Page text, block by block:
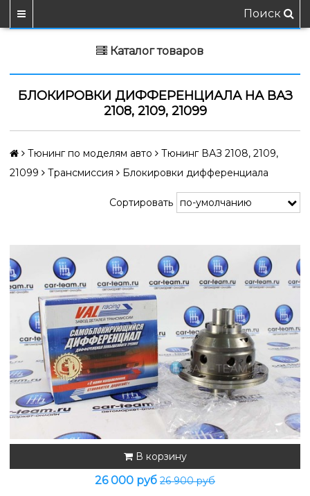
Поиск
Каталог товаров
БЛОКИРОВКИ ДИФФЕРЕНЦИАЛА НА ВАЗ
2108, 2109, 21099
Тюнинг по моделям авто
Тюнинг ВАЗ 2108, 2109,
21099
Трансмиссия Блокировки дифференциала
Сортировать
В корзину
26 000 руб 26 900 руб